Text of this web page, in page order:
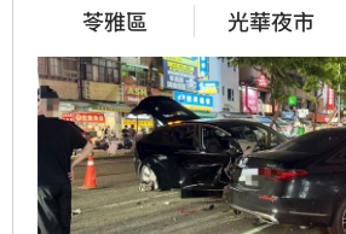
苓雅區 光華夜市